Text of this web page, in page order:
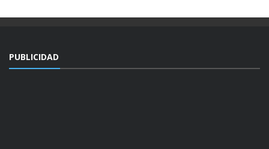
PUBLICIDAD